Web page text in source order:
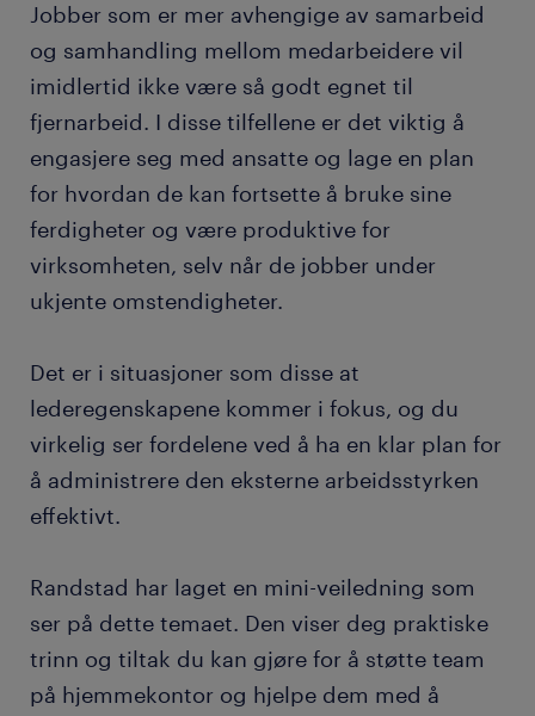
Jobber som er mer avhengige av samarbeid
og samhandling mellom medarbeidere vil
imidlertid ikke være så godt egnet til
fjernarbeid. I disse tilfellene er det viktig å
engasjere seg med ansatte og lage en plan
for hvordan de kan fortsette å bruke sine
ferdigheter og være produktive for
virksomheten, selv når de jobber under
ukjente omstendigheter.
Det er i situasjoner som disse at
lederegenskapene kommer i fokus, og du
virkelig ser fordelene ved å ha en klar plan for
å administrere den eksterne arbeidsstyrken
effektivt.
Randstad har laget en mini-veiledning som
ser på dette temaet. Den viser deg praktiske
trinn og tiltak du kan gjøre for å støtte team
på hjemmekontor og hjelpe dem med å